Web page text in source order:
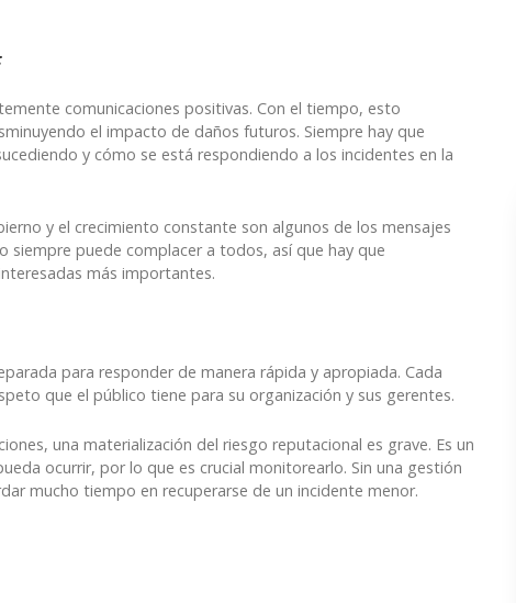
comunicaciones positivas. Con el tiempo, esto
el impacto de daños futuros. Siempre hay que
y cómo se está respondiendo a los incidentes en la
y el crecimiento constante son algunos de los mensajes
puede complacer a todos, así que hay que
más importantes.
para responder de manera rápida y apropiada. Cada
que el público tiene para su organización y sus gerentes.
una materialización del riesgo reputacional es grave. Es un
ocurrir, por lo que es crucial monitorearlo. Sin una gestión
mucho tiempo en recuperarse de un incidente menor.